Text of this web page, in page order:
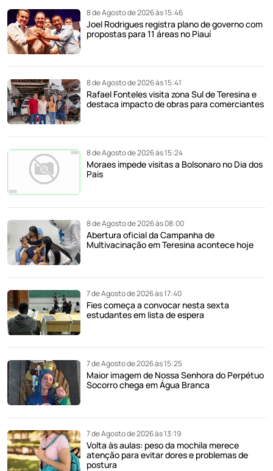
8 de Agosto de 2026 às 15:46
Joel Rodrigues registra plano de governo com
propostas para 11 áreas no Piauí
8 de Agosto de 2026 às 15:41
Rafael Fonteles visita zona Sul de Teresina e
destaca impacto de obras para comerciantes
8 de Agosto de 2026 às 15:24
Moraes impede visitas a Bolsonaro no Dia dos
Pais
8 de Agosto de 2026 às 08:00
Abertura oficial da Campanha de
Multivacinação em Teresina acontece hoje
7 de Agosto de 2026 às 17:40
Fies começa a convocar nesta sexta
estudantes em lista de espera
7 de Agosto de 2026 às 15:25
Maior imagem de Nossa Senhora do Perpétuo
Socorro chega em Água Branca
7 de Agosto de 2026 às 13:19
Volta às aulas: peso da mochila merece
atenção para evitar dores e problemas de
postura